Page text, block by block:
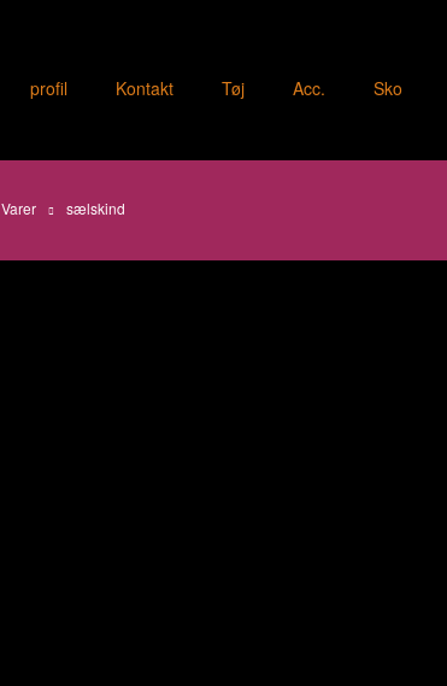
profil Kontakt Tøj Acc. Sko
Varer sælskind